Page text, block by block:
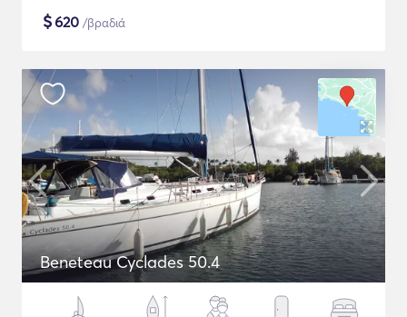
$620 /βραδιά
Beneteau Cyclades 50.4